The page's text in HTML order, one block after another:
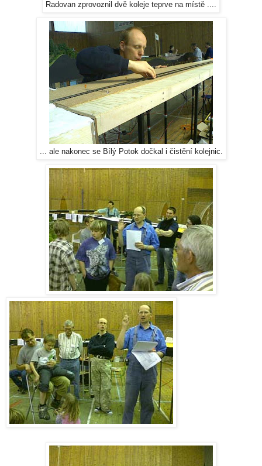
Radovan zprovoznil dvě koleje teprve na místě ....
... ale nakonec se Bílý Potok dočkal i čistění kolejnic.